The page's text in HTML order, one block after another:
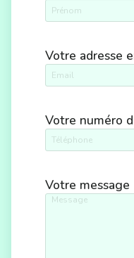
Votre adresse
Votre numéro
Votre message